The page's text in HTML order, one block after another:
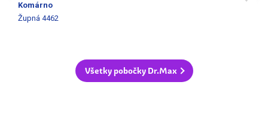
Komárno
Župná 4462
Všetky pobočky Dr.Max